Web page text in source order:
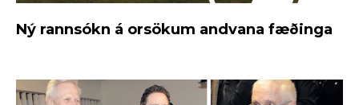
Ný rannsókn á orsökum andvana fæðinga